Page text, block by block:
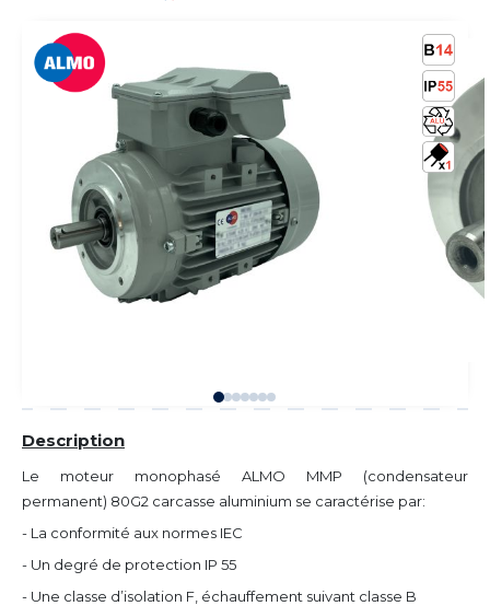
Description
Le moteur monophasé ALMO MMP (condensateur
permanent) 80G2 carcasse aluminium se caractérise par:
- La conformité aux normes IEC
- Un degré de protection IP 55
- Une classe d’isolation F, échauffement suivant classe B